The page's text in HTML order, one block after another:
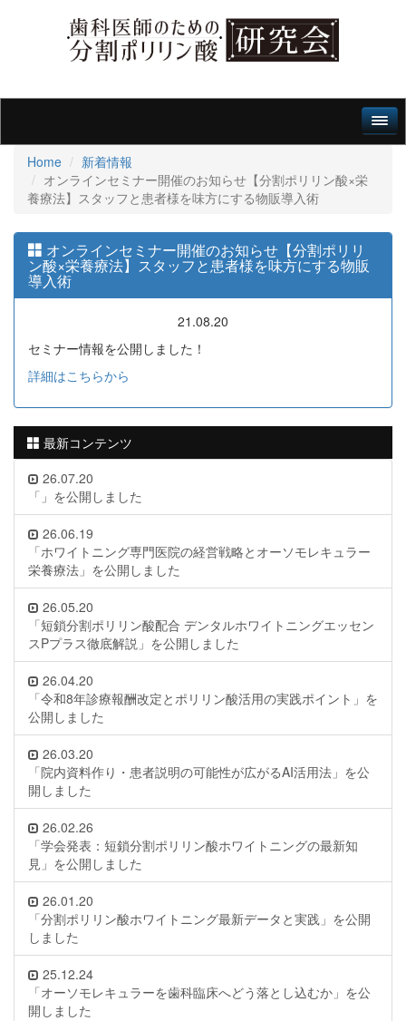
Home
新着情報
オンラインセミナー開催のお知らせ【分割ポリリン酸×栄
養療法】スタッフと患者様を味方にする物販導入術
オンラインセミナー開催のお知らせ【分割ポリリ
ン酸×栄養療法】スタッフと患者様を味方にする物販
導入術
21.08.20
セミナー情報を公開しました！
詳細はこちらから
最新コンテンツ
26.07.20
「」を公開しました
26.06.19
「ホワイトニング専門医院の経営戦略とオーソモレキュラー
栄養療法」を公開しました
26.05.20
「短鎖分割ポリリン酸配合 デンタルホワイトニングエッセン
スPプラス徹底解説」を公開しました
26.04.20
「令和8年診療報酬改定とポリリン酸活用の実践ポイント」を
公開しました
26.03.20
「院内資料作り・患者説明の可能性が広がるAI活用法」を公
開しました
26.02.26
「学会発表：短鎖分割ポリリン酸ホワイトニングの最新知
見」を公開しました
26.01.20
「分割ポリリン酸ホワイトニング最新データと実践」を公開
しました
25.12.24
「オーソモレキュラーを歯科臨床へどう落とし込むか」を公
開しました